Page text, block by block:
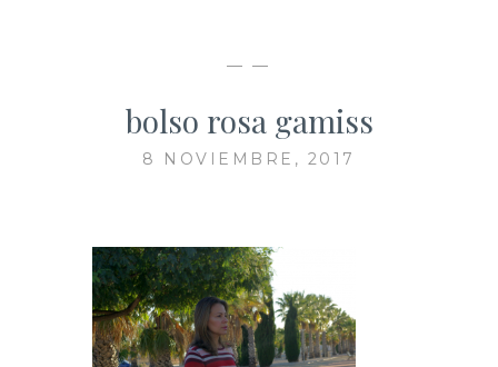
— —
bolso rosa gamiss
8 NOVIEMBRE, 2017